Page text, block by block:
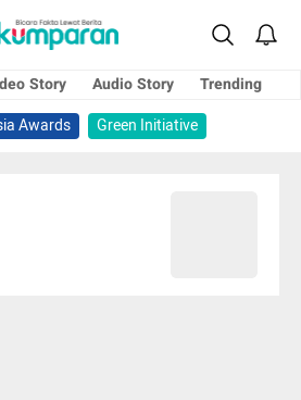
Story Audio Story
Trending
Awards
Green Initiative